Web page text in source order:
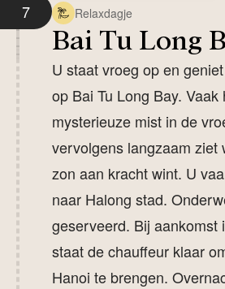
7 Relaxdagje
Bai Tu Long
U staat vroeg op en
op Bai Tu Long Bay. Vaak
mysterieuze mist in de
vervolgens langzaam ziet
zon aan kracht wint. U
naar Halong stad.
geserveerd. Bij aankomst
staat de chauffeur klaar
Hanoi te brengen.